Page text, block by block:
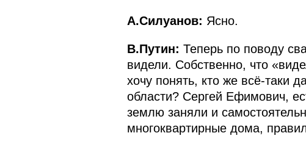
А.Силуанов: Ясно.
В.Путин: Теперь по поводу
видели. Собственно, что
хочу понять, кто же всё-таки
области? Сергей Ефимович,
землю заняли и
многоквартирные дома,